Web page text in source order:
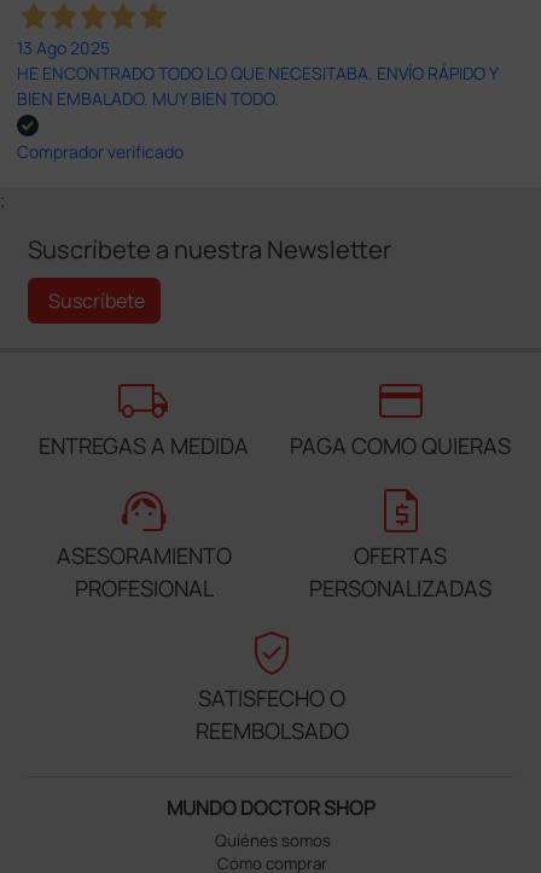
13 Ago 2025
HE ENCONTRADO TODO LO QUE NECESITABA. ENVÍO RÁPIDO Y
BIEN EMBALADO. MUY BIEN TODO.
Comprador verificado
;
Suscríbete a nuestra Newsletter
Suscríbete
local_shipping
ENTREGAS A MEDIDA
credit_card
PAGA COMO QUIERAS
support_agent
ASESORAMIENTO
PROFESIONAL
request_quote
OFERTAS
PERSONALIZADAS
verified_user
SATISFECHO O
REEMBOLSADO
MUNDO DOCTOR SHOP
Quiénes somos
Cómo comprar